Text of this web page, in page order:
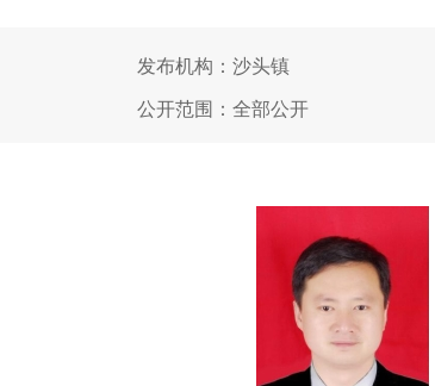
发布机构：沙头镇
公开范围：全部公开